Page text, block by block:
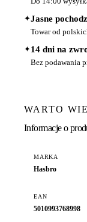
✦Jasne
Towar od
✦14 dni na
Bez podawania
WARTO
Informacje o
MARKA
Hasbro
EAN
5010993768998